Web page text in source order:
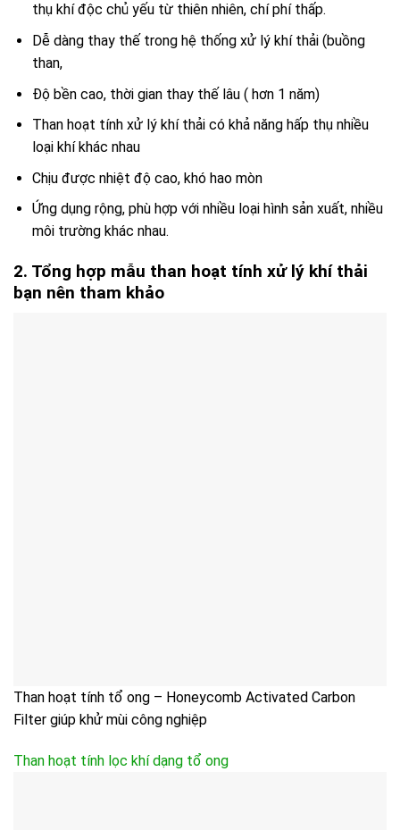
thụ khí độc chủ yếu từ thiên nhiên, chí phí thấp.
Dễ dàng thay thế trong hệ thống xử lý khí thải (buồng
than,
Độ bền cao, thời gian thay thế lâu ( hơn 1 năm)
Than hoạt tính xử lý khí thải có khả năng hấp thụ nhiều
loại khí khác nhau
Chịu được nhiệt độ cao, khó hao mòn
Ứng dụng rộng, phù hợp với nhiều loại hình sản xuất, nhiều
môi trường khác nhau.
2. Tổng hợp mẫu than hoạt tính xử lý khí thải
bạn nên tham khảo
Than hoạt tính tổ ong – Honeycomb Activated Carbon
Filter giúp khử mùi công nghiệp
Than hoạt tính lọc khí dạng tổ ong